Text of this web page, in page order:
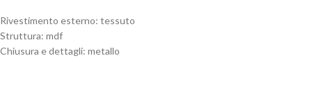
Rivestimento esterno: tessuto
Struttura: mdf
Chiusura e dettagli: metallo